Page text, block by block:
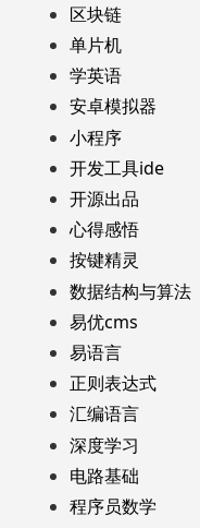
区块链
单片机
学英语
安卓模拟器
小程序
开发工具ide
开源出品
心得感悟
按键精灵
数据结构与算法
易优cms
易语言
正则表达式
汇编语言
深度学习
电路基础
程序员数学